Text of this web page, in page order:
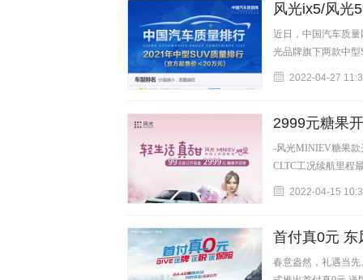
风光ix5/风光
近日，中国汽车质
光品牌旗下两款中
2022-04-27
2999元糖果
-风光MINIEV糖果款
CLTC工况续航里程
2022-04-15
首付真0元 东
春意盎然，礼遇当